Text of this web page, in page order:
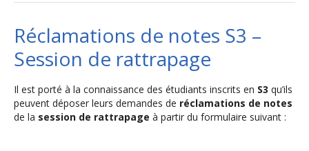
Réclamations de notes S3 –
Session de rattrapage
Il est porté à la connaissance des étudiants inscrits en S3 qu’ils
peuvent déposer leurs demandes de réclamations de notes
de la session de rattrapage à partir du formulaire suivant :